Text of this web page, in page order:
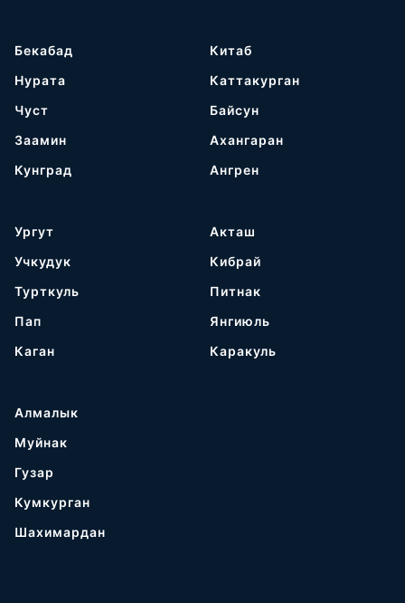
Бекабад
Нурата
Чуст
Заамин
Кунград
Китаб
Каттакурган
Байсун
Ахангаран
Ангрен
Ургут
Учкудук
Турткуль
Пап
Каган
Акташ
Кибрай
Питнак
Янгиюль
Каракуль
Алмалык
Муйнак
Гузар
Кумкурган
Шахимардан